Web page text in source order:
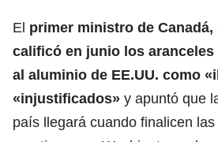
El primer ministro de Canadá,
calificó en junio los aranceles
al aluminio de EE.UU. como
«injustificados» y apuntó que
país llegará cuando finalicen